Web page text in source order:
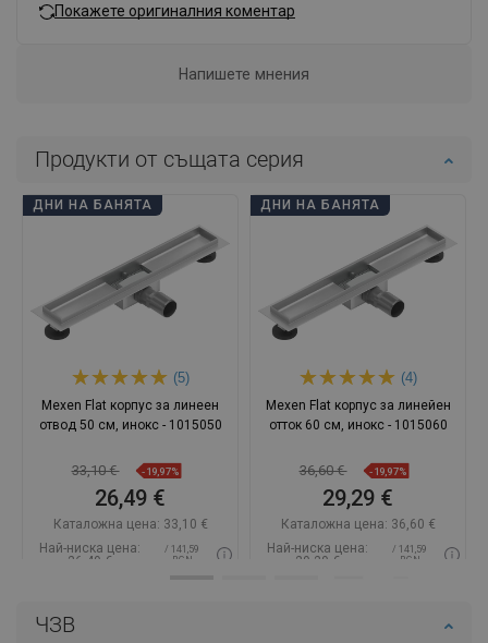
ЧЗВ
Покажете оригиналния коментар
Напишете мнения
Продукти от същата серия
ДНИ НА БАНЯТА
(5)
Mexen Flat корпус за линеен
отвод 50 см, инокс - 1015050
33,10 € -19,97%
26,49 €
Каталожна цена: 33,10 €
Най-ниска цена:
26,49 €
/ 141,59
BGN
Добави в количката
ДНИ НА БАНЯТА
(4)
Mexen Flat корпус за линейен
отток 60 см, инокс - 1015060
36,60 € -19,97%
29,29 €
Каталожна цена: 36,60 €
Най-ниска цена:
29,29 €
/ 141,59
BGN
Добави в количката